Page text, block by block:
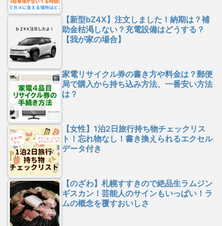
【新型bZ4X】注文しました！納期は？補
助金枯渇しない？充電設備はどうする？
【我が家の場合】
家電リサイクル券の書き方や料金は？郵便
局で購入から持ち込み方法、一番安い方法
は？
【女性】1泊2日旅行持ち物チェックリス
ト！忘れ物なし！書き換えられるエクセル
データ付き
【のざわ】札幌すすきので絶品生ラムジン
ギスカン！芸能人のサインもいっぱい！ラ
ムの概念を覆すおいしさ